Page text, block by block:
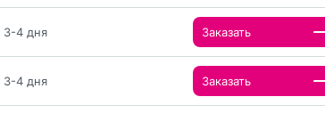
3-4 дня Заказать
3-4 дня Заказать